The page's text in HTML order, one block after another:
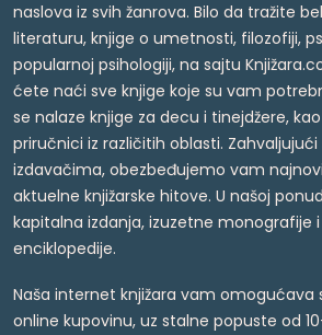
naslova iz svih žanrova. Bilo da tražite
literaturu, knjige o umetnosti, filozofiji,
popularnoj psihologiji, na sajtu
ćete naći sve knjige koje su vam
se nalaze knjige za decu i tinejdžere,
priručnici iz različitih oblasti.
izdavačima, obezbeđujemo vam
aktuelne knjižarske hitove. U našoj
kapitalna izdanja, izuzetne monografije
enciklopedije.
Naša internet knjižara vam omogućava
online kupovinu, uz stalne popuste od